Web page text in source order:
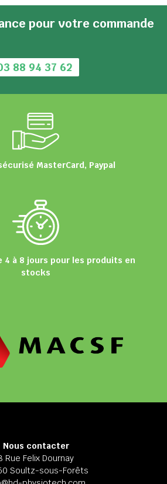
pour votre commande
88 94 37 62
MasterCard, Paypal
4 à 8 jours pour les produits en
stocks
Nous contacter
Rue Felix Dournay
Soultz-sous-Forêts